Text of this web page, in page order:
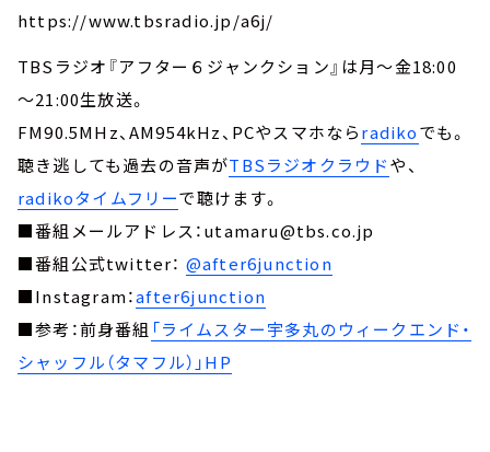
https://www.tbsradio.jp/a6j/
TBSラジオ『アフター６ジャンクション』は月～金18:00
～21:00生放送。
FM90.5MHz、AM954kHz、PCやスマホならradikoでも。
聴き逃しても過去の音声がTBSラジオクラウドや、
radikoタイムフリーで聴けます。
■番組メールアドレス：utamaru@tbs.co.jp
■番組公式twitter： @after6junction
■Instagram：after6junction
■参考：前身番組 「ライムスター宇多丸のウィークエンド・
シャッフル（タマフル）」HP